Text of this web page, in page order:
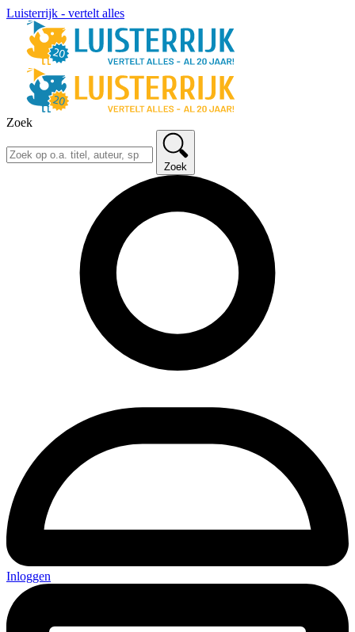
Luisterrijk - vertelt alles
Zoek
Zoek
Inloggen